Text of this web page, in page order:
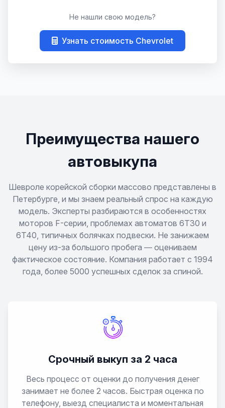
Beretta
Captiva
Cavalier
Celebrity
Celta
Colorado
Corsa
Не нашли свою модель?
Узнать стоимость Chevrolet
Преимущества нашего
автовыкупа
Шевроле корейской сборки массово представлены в
Петербурге, и мы знаем реальный спрос на каждую
модель. Эксперты разбираются в особенностях
моторов F-серии, проблемах автоматов 6T30 и
6T40, типичных болячках подвески. Не занижаем
цену из-за большого пробега — оцениваем
фактическое состояние. Компания работает с 1994
года, более 5000 успешных сделок за спиной.
Срочный выкуп за 2 часа
Весь процесс от оценки до получения денег
занимает не более 2 часов. Быстрая оценка по
телефону, выезд специалиста и моментальная